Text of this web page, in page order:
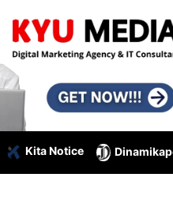
Kita Notice